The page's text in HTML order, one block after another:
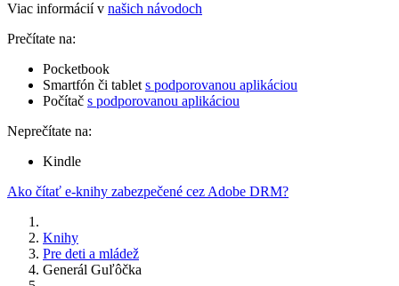
Viac informácií v našich návodoch
Prečítate na:
Pocketbook
Smartfón či tablet s podporovanou aplikáciou
Počítač s podporovanou aplikáciou
Neprečítate na:
Kindle
Ako čítať e-knihy zabezpečené cez Adobe DRM?
Knihy
Pre deti a mládež
Generál Guľôčka